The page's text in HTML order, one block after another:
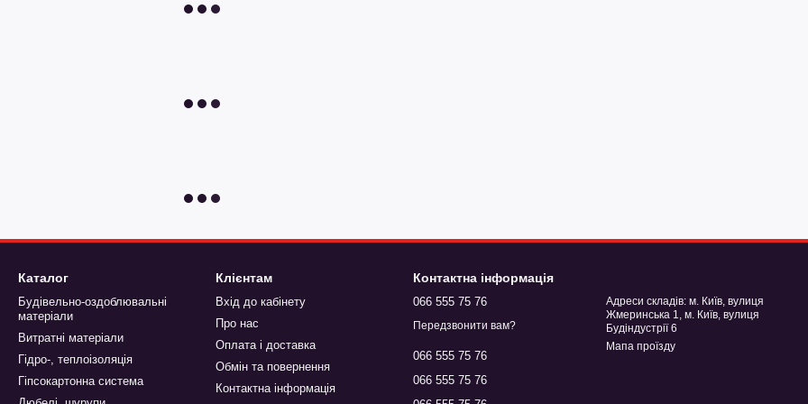
Каталог
Будівельно-оздоблювальні
матеріали
Витратні матеріали
Гідро-, теплоізоляція
Гіпсокартонна система
Клієнтам
Вхід до кабінету
Про нас
Оплата і доставка
Обмін та повернення
Контактна інформація
Контактна інформація
066 555 75 76
Передзвонити вам?
066 555 75 76
066 555 75 76
Адреси складів: м. Київ, вулиця
Жмеринська 1, м. Київ, вулиця
Будіндустрії 6
Мапа проїзду